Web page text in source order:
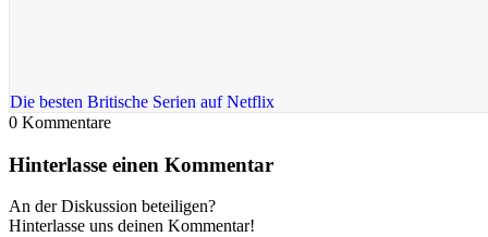
Die besten Britische Serien auf Netflix
0 Kommentare
Hinterlasse einen Kommentar
An der Diskussion beteiligen?
Hinterlasse uns deinen Kommentar!